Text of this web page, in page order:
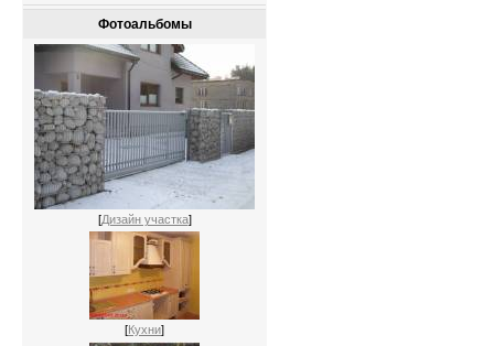
Фотоальбомы
[Дизайн участка]
[Кухни]